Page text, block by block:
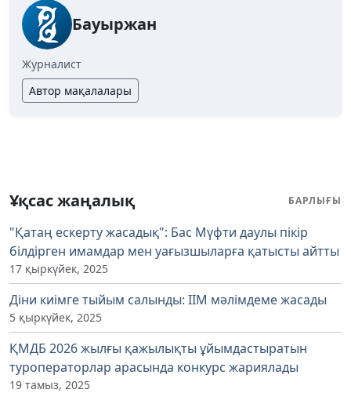
Бауыржан
Журналист
Автор мақалалары
Ұқсас жаңалық БАРЛЫҒЫ
"Қатаң ескерту жасадық": Бас Мүфти даулы пікір
білдірген имамдар мен уағызшыларға қатысты айтты
17 қыркүйек, 2025
Діни киімге тыйым салынды: ІІМ мәлімдеме жасады
5 қыркүйек, 2025
ҚМДБ 2026 жылғы қажылықты ұйымдастыратын
туроператорлар арасында конкурс жариялады
19 тамыз, 2025